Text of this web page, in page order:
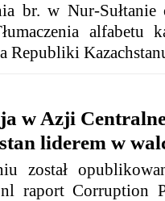
br. w Nur-Sułtanie
alfabetu
Republiki
w Azji
liderem w
został
raport Corruption